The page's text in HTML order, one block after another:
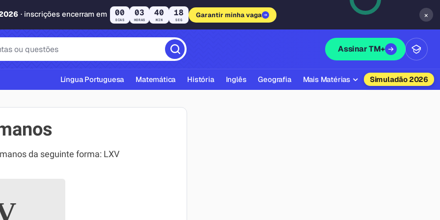
· inscrições encerram em 00
DIAS
03
HORAS
40
MIN
17
SEG
Garantir minha vaga ×
Assinar TM+
ABNT
Língua Portuguesa Matemática História Inglês Geografia Mais Matérias Simuladão 2026
da seguinte forma: LXV